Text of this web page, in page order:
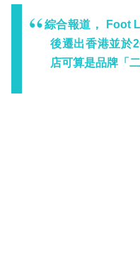
綜合報道， Foot
後遷出香港並於
店可算是品牌「